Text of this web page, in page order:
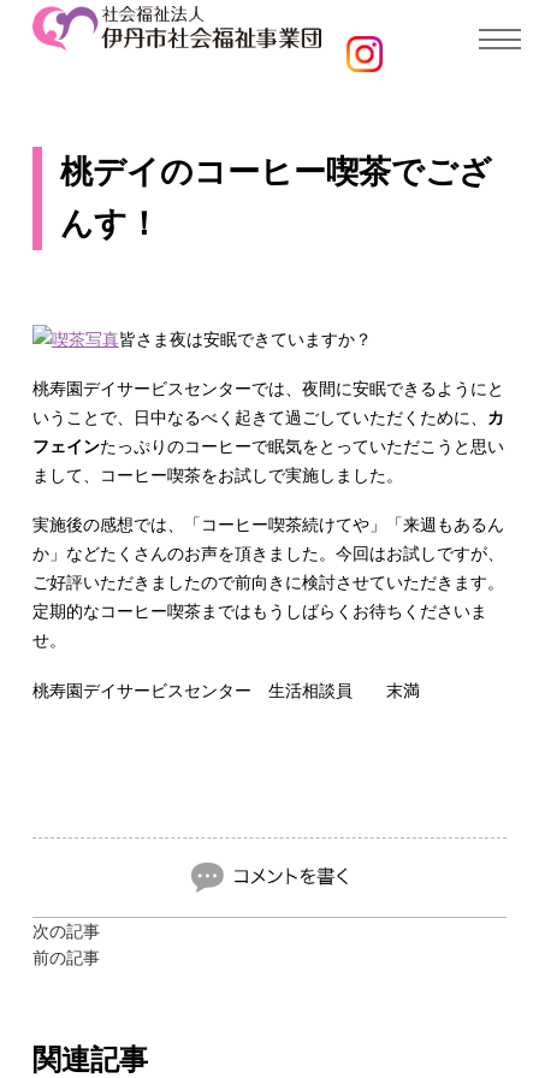
桃デイのコーヒー喫茶でござ
んす！
皆さま夜は安眠できていますか？
桃寿園デイサービスセンターでは、夜間に安眠できるようにと
いうことで、日中なるべく起きて過ごしていただくために、 カ
フェインたっぷりのコーヒーで眠気をとっていただこうと思い
まして、コーヒー喫茶をお試しで実施しました。
実施後の感想では、「コーヒー喫茶続けてや」「来週もあるん
か」などたくさんのお声を頂きました。今回はお試しですが、
ご好評いただきましたので前向きに検討させていただきます。
定期的なコーヒー喫茶まではもうしばらくお待ちくださいま
せ。
桃寿園デイサービスセンター 生活相談員 末満
次の記事
前の記事
関連記事